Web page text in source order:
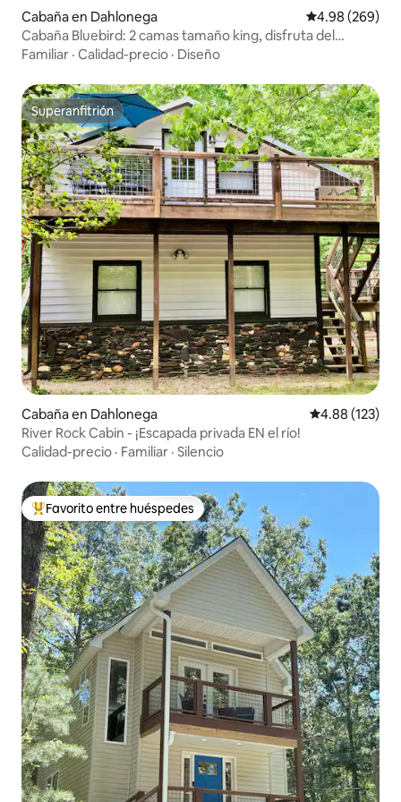
Cabaña en Dahlonega Calificación
4.98 (269)
Cabaña Bluebird: 2 camas tamaño king, disfruta del
senderismo, bodegas
Familiar · Calidad-precio · Diseño
Superanfitrión
Superanfitrión
Cabaña en Dahlonega Calificación
4.88 (123)
River Rock Cabin - ¡Escapada privada EN el río!
Calidad-precio · Familiar · Silencio
Favorito entre huéspedes preferido
Favorito entre huéspedes